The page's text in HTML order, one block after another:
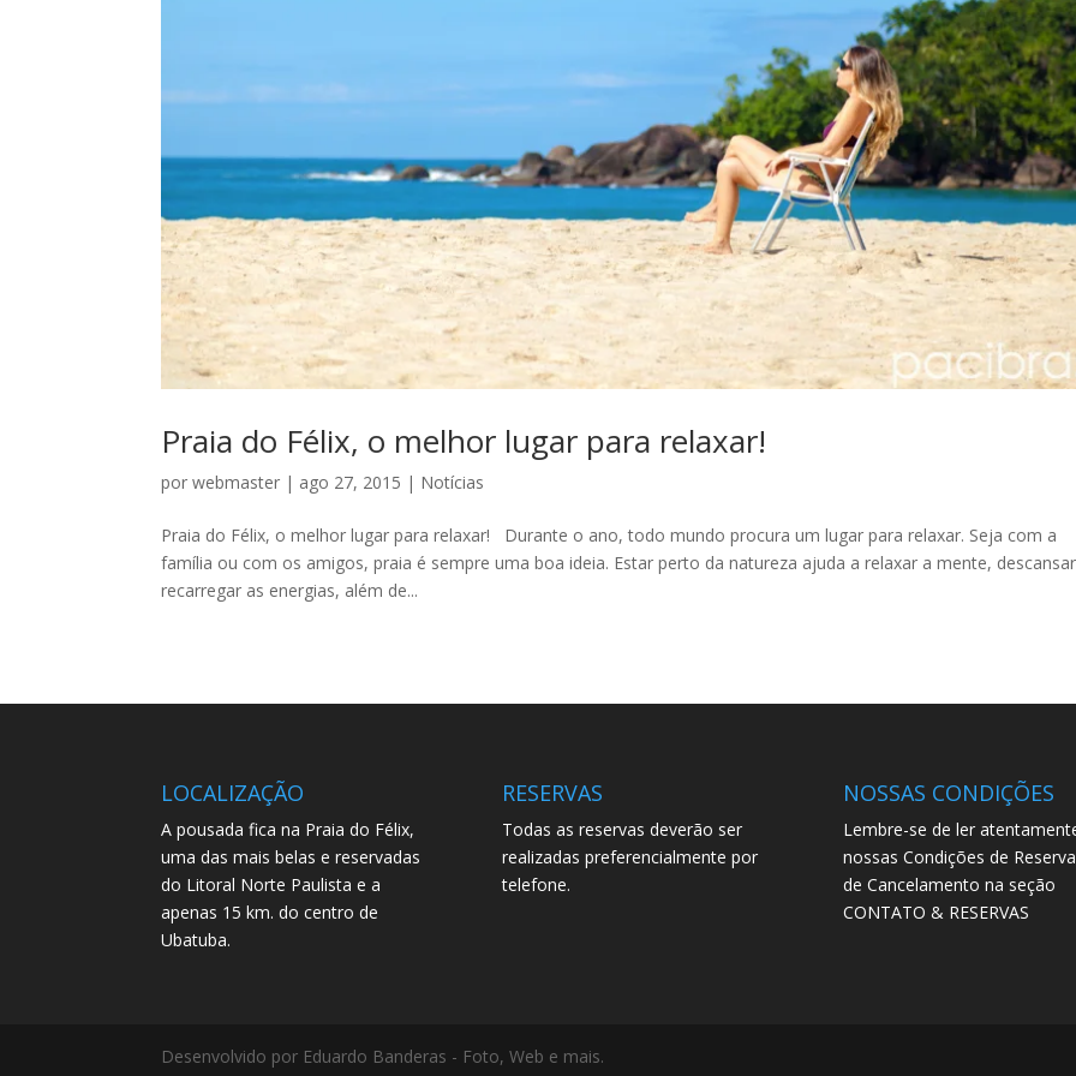
Praia do Félix, o melhor lugar para relaxar!
porwebmaster | ago 27, 2015 | Notícias
Praia do Félix, o melhor lugar para relaxar! Durante o ano, todo mundo procura um lugar para relaxar. Seja com a
família ou com os amigos, praia é sempre uma boa ideia. Estar perto da natureza ajuda a relaxar a mente,
recarregar as energias, além de...
LOCALIZAÇÃO
A pousada fica na Praia do Félix,
uma das mais belas e reservadas
do Litoral Norte Paulista e a
apenas 15 km. do centro de
Ubatuba.
RESERVAS
Todas as reservas deverão ser
realizadas preferencialmente por
telefone.
NOSSAS CONDIÇÕES
Lembre-se de ler
nossas Condições de
de Cancelamento na seção
CONTATO & RESERVAS
Desenvolvido por Eduardo Banderas - Foto, Web e mais.